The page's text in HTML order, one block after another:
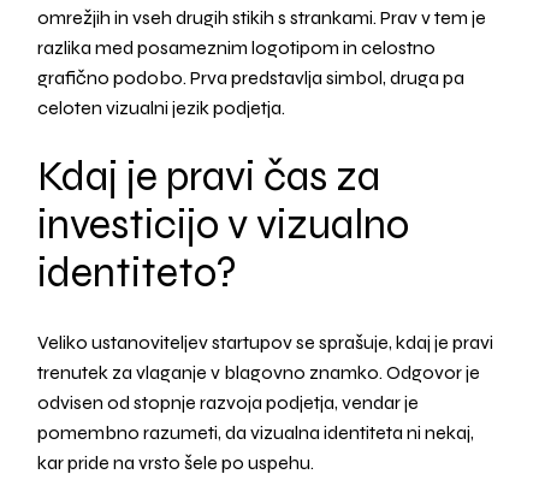
omrežjih in vseh drugih stikih s strankami. Prav v tem je
razlika med posameznim logotipom in celostno
grafično podobo. Prva predstavlja simbol, druga pa
celoten vizualni jezik podjetja.
Kdaj je pravi čas za
investicijo v vizualno
identiteto?
Veliko ustanoviteljev startupov se sprašuje, kdaj je pravi
trenutek za vlaganje v blagovno znamko. Odgovor je
odvisen od stopnje razvoja podjetja, vendar je
pomembno razumeti, da vizualna identiteta ni nekaj,
kar pride na vrsto šele po uspehu.